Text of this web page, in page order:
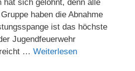
hat sich gelohnt, denn alle
haben die Abnahme
ist das höchste
Jugendfeuerwehr
… Weiterlesen